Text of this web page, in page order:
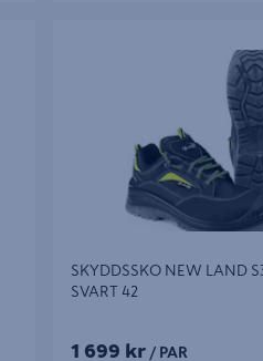
SKYDDSSKO NEW LAND
SVART 42
1 699 kr / PAR